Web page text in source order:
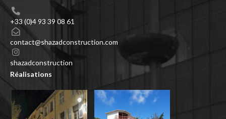
+33 (0)4 93 39 08 61
contact@shazadconstruction.com
shazadconstruction
Réalisations